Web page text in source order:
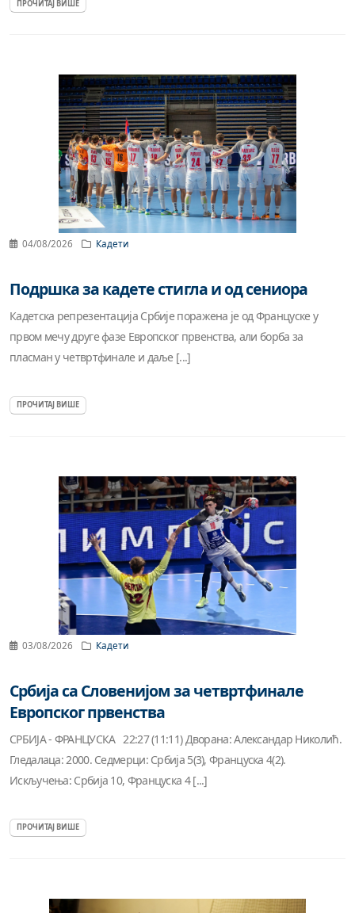
ПРОЧИТАЈ ВИШЕ
04/08/2026 Кадети
Подршка за кадете стигла и од сениора
Кадетска репрезентација Србије поражена је од Француске у
првом мечу друге фазе Европског првенства, али борба за
пласман у четвртфинале и даље [...]
ПРОЧИТАЈ ВИШЕ
03/08/2026 Кадети
Србија са Словенијом за четвртфинале
Европског првенства
СРБИЈА - ФРАНЦУСКА 22:27 (11:11) Дворана: Александар Николић.
Гледалаца: 2000. Седмерци: Србија 5(3), Француска 4(2).
Искључења: Србија 10, Француска 4 [...]
ПРОЧИТАЈ ВИШЕ